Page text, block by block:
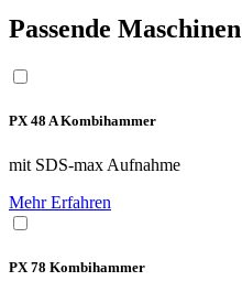
Passende Maschinen
PX 48 A Kombihammer
mit SDS-max Aufnahme
Mehr Erfahren
PX 78 Kombihammer